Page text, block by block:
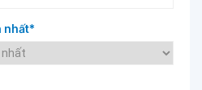
nhất*